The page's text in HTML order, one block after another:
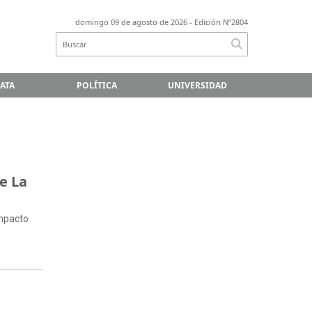
domingo 09 de agosto de 2026 - Edición Nº2804
POLÍTICA UNIVERSIDAD
La